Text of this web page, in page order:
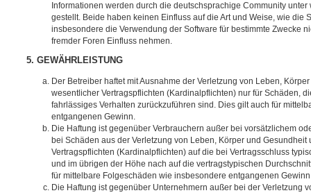
Informationen werden durch die deutschsprachige Community
gestellt. Beide haben keinen Einfluss auf die Art und Weise, wie die
insbesondere die Verwendung der Software für bestimmte Zwecke
fremder Foren Einfluss nehmen.
5. GEWÄHRLEISTUNG
Der Betreiber haftet mit Ausnahme der Verletzung von Leben,
wesentlicher Vertragspflichten (Kardinalpflichten) nur für Schäden,
fahrlässiges Verhalten zurückzuführen sind. Dies gilt auch für
entgangenen Gewinn.
Die Haftung ist gegenüber Verbrauchern außer bei vorsätzlichem
bei Schäden aus der Verletzung von Leben, Körper und
Vertragspflichten (Kardinalpflichten) auf die bei Vertragsschluss
und im übrigen der Höhe nach auf die vertragstypischen
für mittelbare Folgeschäden wie insbesondere entgangenen
Die Haftung ist gegenüber Unternehmern außer bei der Verletzung